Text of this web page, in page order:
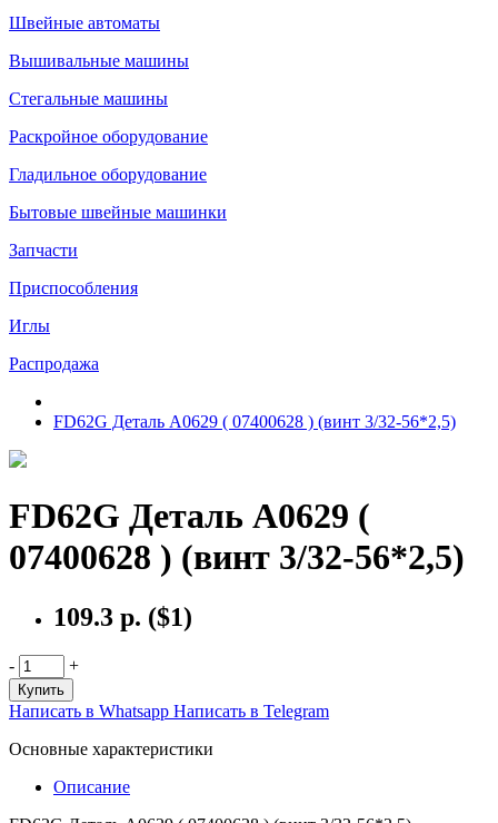
Швейные автоматы
Вышивальные машины
Стегальные машины
Раскройное оборудование
Гладильное оборудование
Бытовые швейные машинки
Запчасти
Приспособления
Иглы
Распродажа
FD62G Деталь А0629 ( 07400628 ) (винт 3/32-56*2,5)
FD62G Деталь А0629 (
07400628 ) (винт 3/32-56*2,5)
109.3 р. ($1)
- +
Купить
Написать в Whatsapp Написать в Telegram
Основные характеристики
Описание